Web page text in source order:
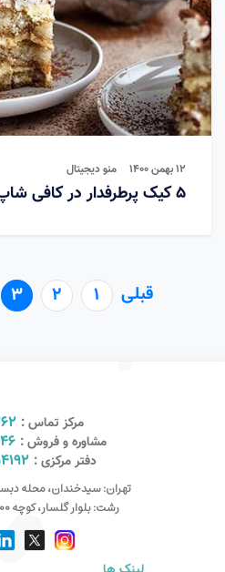
۱۲ بهمن ۱۴۰۰ منو دیجیتال
۵ کیک پرطرفدار در کافی شاپ
قبلی 1
2
3
مرکز تماس :
مشاوره و فروش :
دفتر مرکزی :
تهران: سیدخندان، محله دبستان
رشت: بلوار گلسار، کوچه ۱۰۰ پلاک ۳۶ واحد ۲